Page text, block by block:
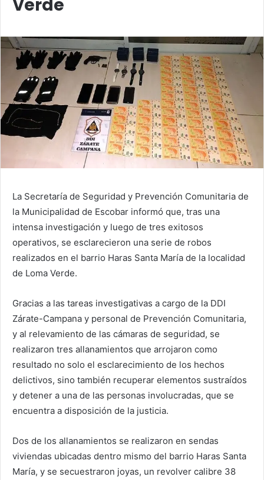
Verde
La Secretaría de Seguridad y Prevención Comunitaria de
la Municipalidad de Escobar informó que, tras una
intensa investigación y luego de tres exitosos
operativos, se esclarecieron una serie de robos
realizados en el barrio Haras Santa María de la localidad
de Loma Verde.
Gracias a las tareas investigativas a cargo de la DDI
Zárate-Campana y personal de Prevención Comunitaria,
y al relevamiento de las cámaras de seguridad, se
realizaron tres allanamientos que arrojaron como
resultado no solo el esclarecimiento de los hechos
delictivos, sino también recuperar elementos sustraídos
y detener a una de las personas involucradas, que se
encuentra a disposición de la justicia.
Dos de los allanamientos se realizaron en sendas
viviendas ubicadas dentro mismo del barrio Haras Santa
María, y se secuestraron joyas, un revolver calibre 38